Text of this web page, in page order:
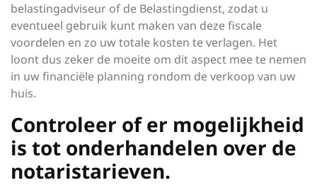
belastingadviseur of de Belastingdienst, zodat u
eventueel gebruik kunt maken van deze fiscale
voordelen en zo uw totale kosten te verlagen. Het
loont dus zeker de moeite om dit aspect mee te nemen
in uw financiële planning rondom de verkoop van uw
huis.
Controleer of er mogelijkheid
is tot onderhandelen over de
notaristarieven.